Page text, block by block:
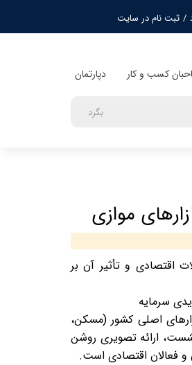
/ ثبت نام در سایت
تغییر گذر واژهکسب و کار دپارتمان
بگرد
موازی
اقتصادی و تأثیر آن بر
سرمایه
اصلی کشور (مسکن،
ارائه تصویری روشن
فعالان اقتصادی است.